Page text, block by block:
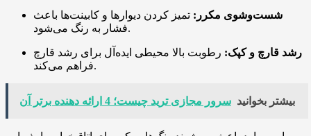
شست‌وشوی مکرر: تمیز کردن دیوارها و کابینت‌ها باعث
فشار به رنگ می‌شود.
رشد قارچ و کپک: رطوبت بالا محیطی ایده‌آل برای رشد قارچ
فراهم می‌کند.
بیشتر بخوانید سرور مجازی ترید چیست؛ 4 ارائه دهنده برتر آن